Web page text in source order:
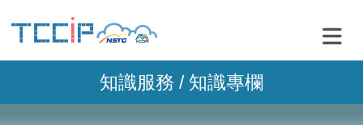
知識服務 / 知識專欄